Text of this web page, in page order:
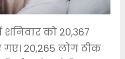
को 20,367
20,265 लोग ठीक